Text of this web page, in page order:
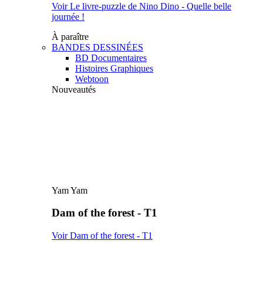
Voir Le livre-puzzle de Nino Dino - Quelle belle
journée !
À paraître
BANDES DESSINÉES
BD Documentaires
Histoires Graphiques
Webtoon
Nouveautés
Yam Yam
Dam of the forest - T1
Voir Dam of the forest - T1